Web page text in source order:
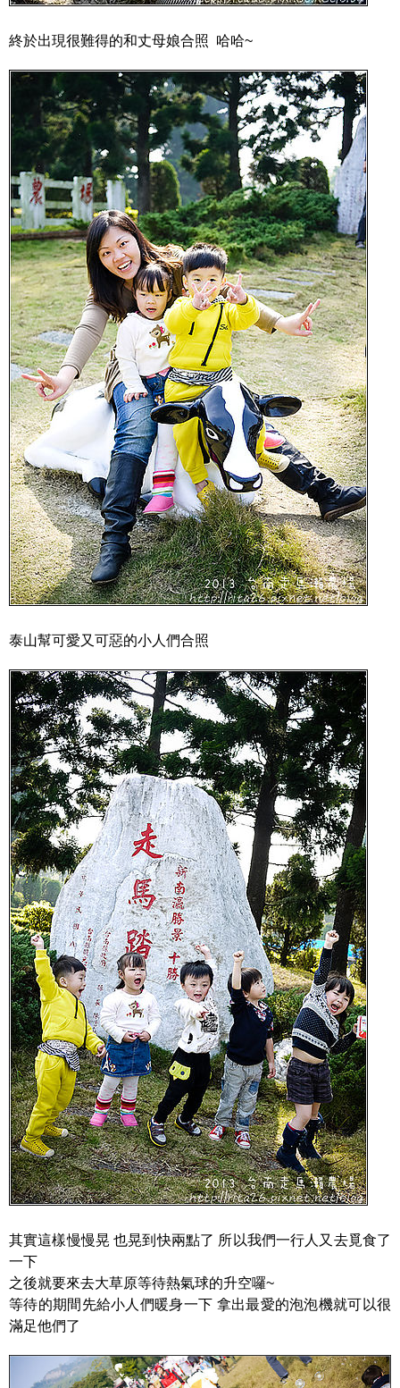
終於出現很難得的和丈母娘合照 哈哈~
泰山幫可愛又可惡的小人們合照
其實這樣慢慢晃 也晃到快兩點了 所以我們一行人又去覓食了
一下
之後就要來去大草原等待熱氣球的升空囉~
等待的期間先給小人們暖身一下 拿出最愛的泡泡機就可以很
滿足他們了